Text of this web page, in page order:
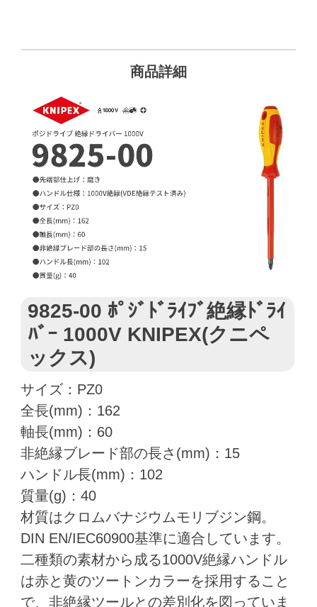
商品詳細
9825-00 ﾎﾟｼﾞﾄﾞﾗｲﾌﾞ絶縁ﾄﾞﾗｲ
ﾊﾞｰ 1000V KNIPEX(クニペ
ックス)
サイズ：PZ0
全長(mm)：162
軸長(mm)：60
非絶縁ブレード部の長さ(mm)：15
ハンドル長(mm)：102
質量(g)：40
材質はクロムバナジウムモリブジン鋼。
DIN EN/IEC60900基準に適合しています。
二種類の素材から成る1000V絶縁ハンドル
は赤と黄のツートンカラーを採用すること
で、非絶縁ツールとの差別化を図っていま